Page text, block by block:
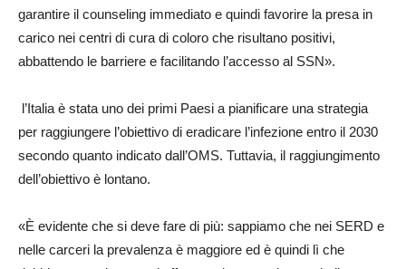
garantire il counseling immediato e quindi favorire la presa in
carico nei centri di cura di coloro che risultano positivi,
abbattendo le barriere e facilitando l’accesso al SSN».
l’Italia è stata uno dei primi Paesi a pianificare una strategia
per raggiungere l’obiettivo di eradicare l’infezione entro il 2030
secondo quanto indicato dall’OMS. Tuttavia, il raggiungimento
dell’obiettivo è lontano.
«È evidente che si deve fare di più: sappiamo che nei SERD e
nelle carceri la prevalenza è maggiore ed è quindi lì che